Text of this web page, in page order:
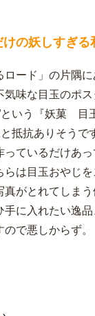
の妖しすぎる
ード」の片隅
味な目玉のポ
という『妖菓 目
抵抗ありそう
ているだけあ
は目玉おやじ
がとれてしま
に入れたい逸
で悪しからず。